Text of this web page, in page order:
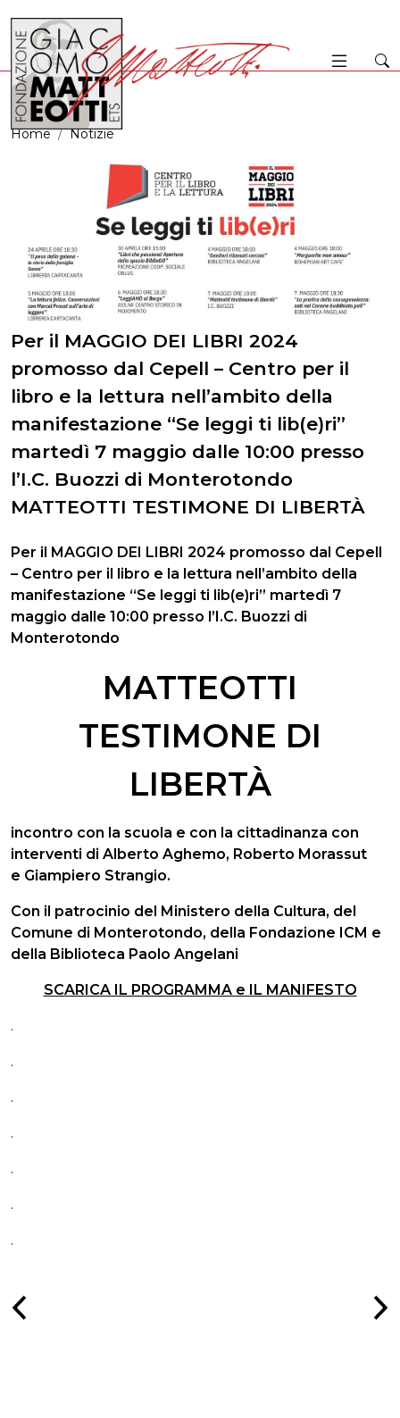
Home Notizie
Per il MAGGIO DEI LIBRI 2024
promosso dal Cepell – Centro per il
libro e la lettura nell’ambito della
manifestazione “Se leggi ti lib(e)ri”
martedì 7 maggio dalle 10:00 presso
l’I.C. Buozzi di Monterotondo
MATTEOTTI TESTIMONE DI LIBERTÀ
Per il MAGGIO DEI LIBRI 2024 promosso dal Cepell
– Centro per il libro e la lettura nell’ambito della
manifestazione “Se leggi ti lib(e)ri” martedì 7
maggio dalle 10:00 presso l’I.C. Buozzi di
Monterotondo
MATTEOTTI
TESTIMONE DI
LIBERTÀ
incontro con la scuola e con la cittadinanza con
interventi di Alberto Aghemo, Roberto Morassut
e Giampiero Strangio.
Con il patrocinio del Ministero della Cultura, del
Comune di Monterotondo, della Fondazione ICM e
della Biblioteca Paolo Angelani
SCARICA IL PROGRAMMA e IL MANIFESTO
.
.
.
.
.
.
.